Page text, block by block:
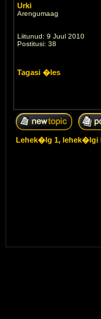
Urki
Arengumaag
Liitunud: 9 Juul 2010
Postitusi: 38
Tagasi �les
Lehek�lg 1, lehek�lgi